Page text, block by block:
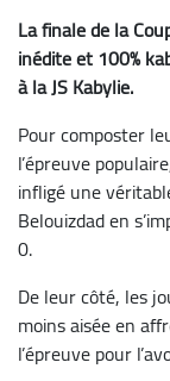
La finale de la
inédite et 100%
à la JS Kabylie.
Pour composter
l’épreuve
infligé une
Belouizdad en
0.
De leur côté, les
moins aisée en
l’épreuve pour